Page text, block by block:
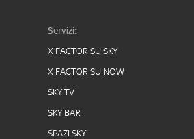
Servizi:
X FACTOR SU SKY
X FACTOR SU NOW
SKY TV
SKY BAR
SPAZI SKY